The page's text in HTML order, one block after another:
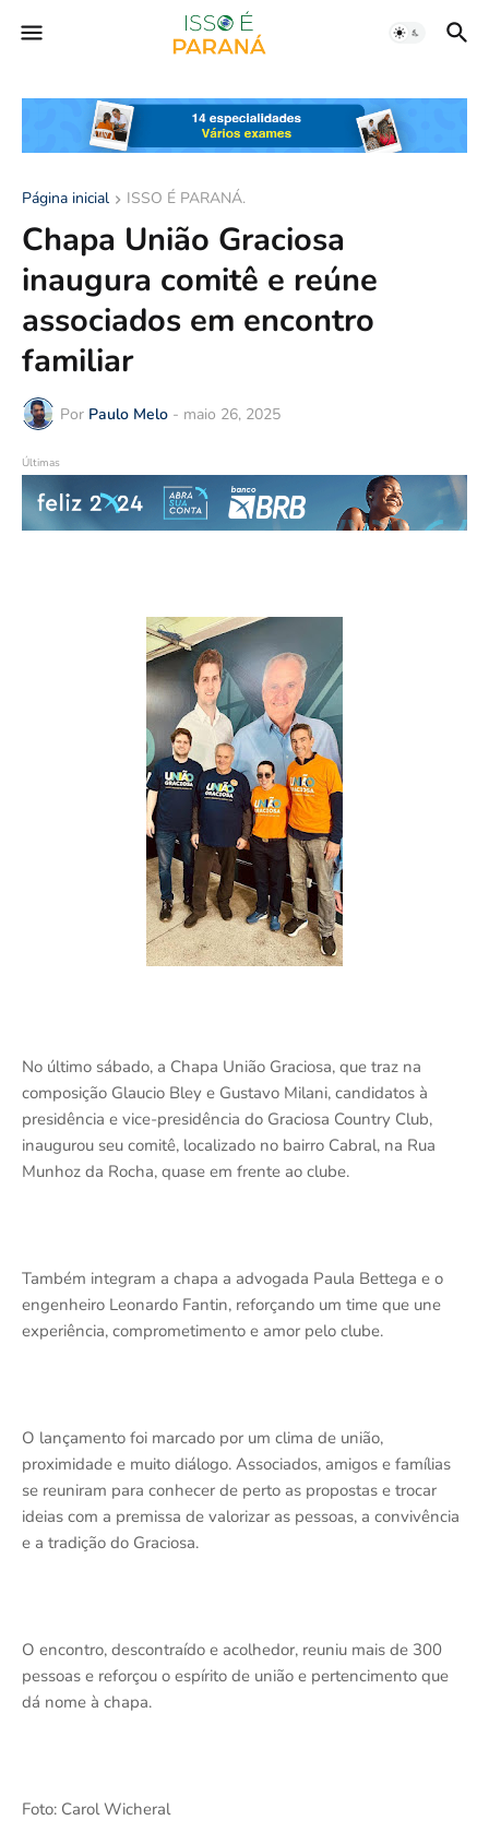
Página inicial ISSO É PARANÁ.
Chapa União Graciosa
inaugura comitê e reúne
associados em encontro
familiar
Por Paulo Melo - maio 26, 2025
Últimas
No último sábado, a Chapa União Graciosa, que traz na
composição Glaucio Bley e Gustavo Milani, candidatos à
presidência e vice-presidência do Graciosa Country Club,
inaugurou seu comitê, localizado no bairro Cabral, na Rua
Munhoz da Rocha, quase em frente ao clube.
Também integram a chapa a advogada Paula Bettega e o
engenheiro Leonardo Fantin, reforçando um time que une
experiência, comprometimento e amor pelo clube.
O lançamento foi marcado por um clima de união,
proximidade e muito diálogo. Associados, amigos e famílias
se reuniram para conhecer de perto as propostas e trocar
ideias com a premissa de valorizar as pessoas, a convivência
e a tradição do Graciosa.
O encontro, descontraído e acolhedor, reuniu mais de 300
pessoas e reforçou o espírito de união e pertencimento que
dá nome à chapa.
Foto: Carol Wicheral